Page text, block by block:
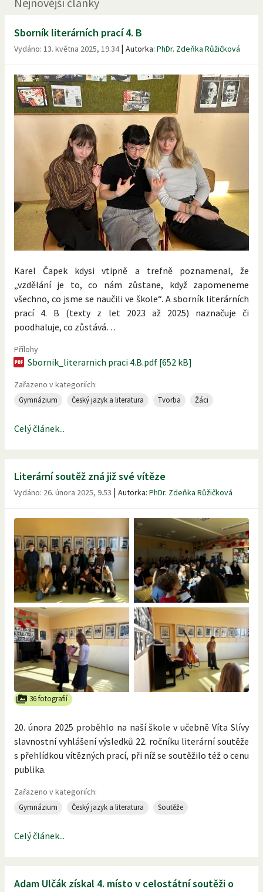
Sborník literárních prací 4. B
Vydáno: 13. května 2025, 19.34| Autorka: PhDr. Zdeňka Růžičková
Karel Čapek kdysi vtipně a trefně poznamenal, že
„vzdělání je to, co nám zůstane, když zapomeneme
všechno, co jsme se naučili ve škole“. A sborník literárních
prací 4. B (texty z let 2023 až 2025) naznačuje či
poodhaluje, co zůstává…
Přílohy
Sbornik_literarnich praci 4.B.pdf [652 kB]
Zařazeno v kategoriích:
Gymnázium Český jazyk a literatura Tvorba Žáci
Celý článek...
Literární soutěž zná již své vítěze
Vydáno: 26. února 2025, 9.53 | Autorka: PhDr. Zdeňka Růžičková
36 fotografií
20. února 2025 proběhlo na naší škole v učebně Víta Slívy
slavnostní vyhlášení výsledků 22. ročníku literární soutěže
s přehlídkou vítězných prací, při níž se soutěžilo též o cenu
publika.
Zařazeno v kategoriích:
Gymnázium Český jazyk a literatura Soutěže
Celý článek...
Adam Ulčák získal 4. místo v celostátní soutěži o